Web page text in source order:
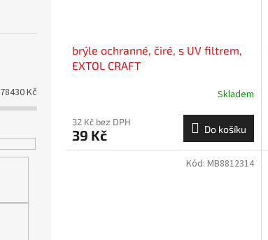
78430Kč
brýle ochranné, čiré, s UV filtrem,
EXTOL CRAFT
Skladem
32 Kč bez DPH
39 Kč Do košíku
Kód: MB8812314